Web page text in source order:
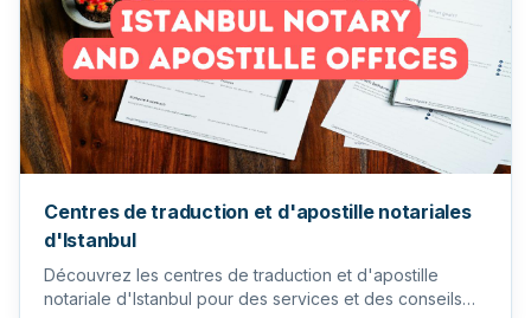
Centres de traduction et d'apostille notariales
d'Istanbul
Découvrez les centres de traduction et d'apostille
notariale d'Istanbul pour des services et des conseils